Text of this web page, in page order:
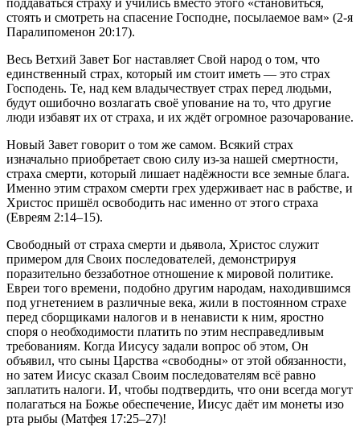
поддаваться страху и учились вместо этого «становиться,
стоять и смотреть на спасение Господне, посылаемое вам» (2-я
Паралипоменон 20:17).
Весь Ветхий Завет Бог наставляет Свой народ о том, что
единственный страх, который им стоит иметь — это страх
Господень. Те, над кем владычествует страх перед людьми,
будут ошибочно возлагать своё упование на то, что другие
люди избавят их от страха, и их ждёт огромное разочарование.
Новый Завет говорит о том же самом. Всякий страх
изначально приобретает свою силу из-за нашей смертности,
страха смерти, который лишает надёжности все земные блага.
Именно этим страхом смерти грех удерживает нас в рабстве, и
Христос пришёл освободить нас именно от этого страха
(Евреям 2:14–15).
Свободный от страха смерти и дьявола, Христос служит
примером для Своих последователей, демонстрируя
поразительно беззаботное отношение к мировой политике.
Евреи того времени, подобно другим народам, находившимся
под угнетением в различные века, жили в постоянном страхе
перед сборщиками налогов и в ненависти к ним, яростно
споря о необходимости платить по этим несправедливым
требованиям. Когда Иисусу задали вопрос об этом, Он
объявил, что сыны Царства «свободны» от этой обязанности,
но затем Иисус сказал Своим последователям всё равно
заплатить налоги. И, чтобы подтвердить, что они всегда могут
полагаться на Божье обеспечение, Иисус даёт им монеты изо
рта рыбы (Матфея 17:25–27)!